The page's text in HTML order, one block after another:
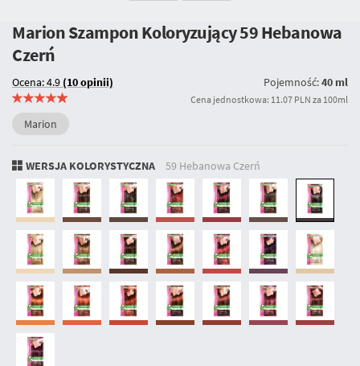
Marion Szampon Koloryzujący59 Hebanowa
Czerń
Ocena: 4.9 (10 opinii) Pojemność:40 ml
Cena jednostkowa: 11.07 PLN za 100ml
Marion
WERSJA KOLORYSTYCZNA 59 Hebanowa Czerń